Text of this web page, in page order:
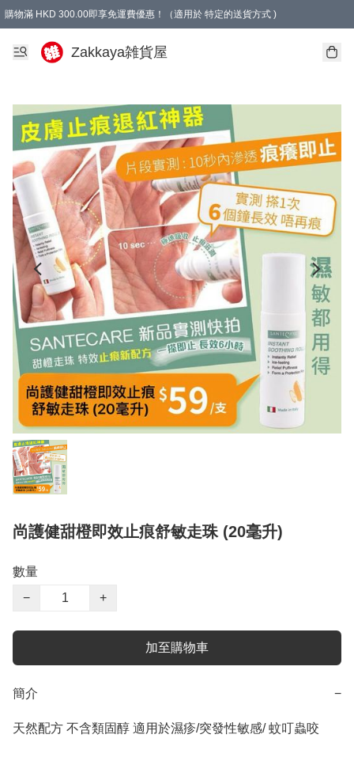
購物滿 HKD 300.00即享免運費優惠！（適用於 特定的送貨方式 )
Zakkaya雑貨屋
尚護健甜橙即效止痕舒敏走珠 (20毫升)
數量
−
+
加至購物車
簡介 −
天然配方 不含類固醇 適用於濕疹/突發性敏感/ 蚊叮蟲咬